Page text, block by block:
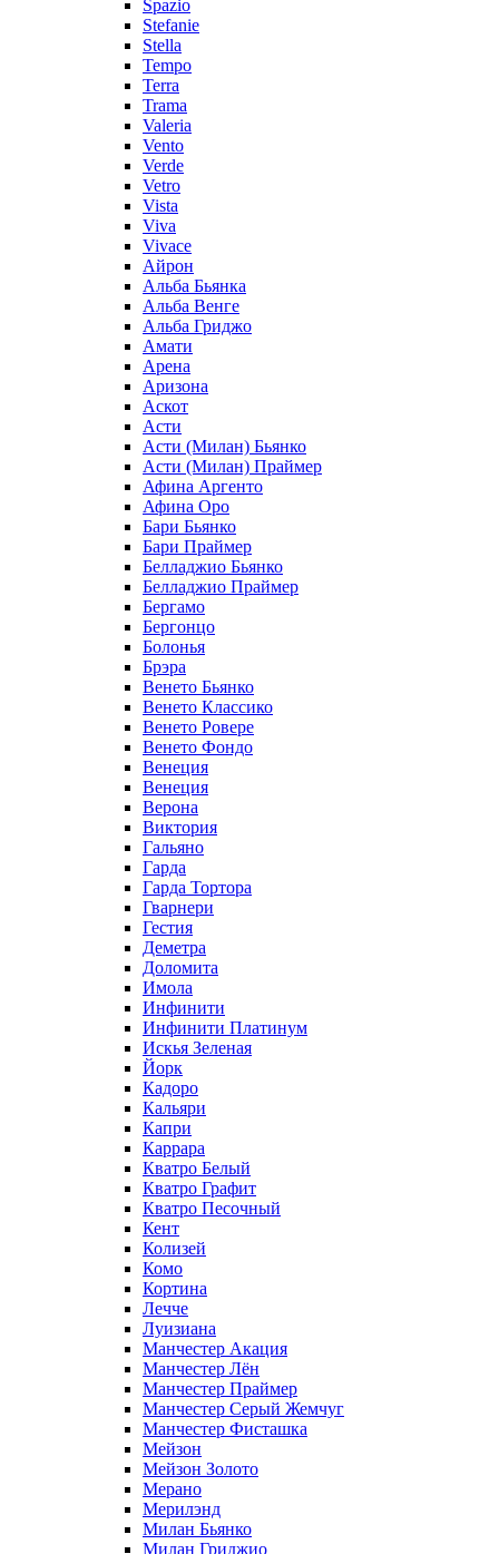
Spazio
Stefanie
Stella
Tempo
Terra
Trama
Valeria
Vento
Verde
Vetro
Vista
Viva
Vivace
Айрон
Альба Бьянка
Альба Венге
Альба Гриджо
Амати
Арена
Аризона
Аскот
Асти
Асти (Милан) Бьянко
Асти (Милан) Праймер
Афина Аргенто
Афина Оро
Бари Бьянко
Бари Праймер
Белладжио Бьянко
Белладжио Праймер
Бергамо
Бергонцо
Болонья
Брэра
Венето Бьянко
Венето Классико
Венето Ровере
Венето Фондо
Венеция
Венеция
Верона
Виктория
Гальяно
Гарда
Гарда Тортора
Гварнери
Гестия
Деметра
Доломита
Имола
Инфинити
Инфинити Платинум
Искья Зеленая
Йорк
Кадоро
Кальяри
Капри
Каррара
Кватро Белый
Кватро Графит
Кватро Песочный
Кент
Колизей
Комо
Кортина
Лечче
Луизиана
Манчестер Акация
Манчестер Лён
Манчестер Праймер
Манчестер Серый Жемчуг
Манчестер Фисташка
Мейзон
Мейзон Золото
Мерано
Мерилэнд
Милан Бьянко
Милан Гриджио